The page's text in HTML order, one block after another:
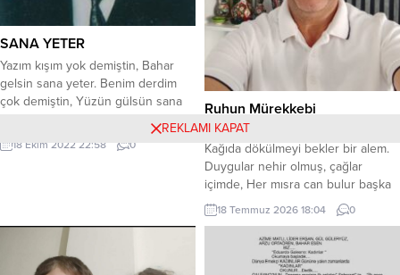
SANA YETER
Yazım kışım yok demiştin, Bahar
gelsin sana yeter. Benim derdim
çok demiştin, Yüzün gülsün sana
seni bugün seçti Yonca ekti burçak
biçti, Sözün geçsin sana yeter.
Kimim deme yanımda ol Güçlü
18 Ekim 2022 22:58 0
​Ruhun Mürekkebi
​Masada bir hokka, elde tüy kalem,
Kağıda dökülmeyi bekler bir alem.
Duygular nehir olmuş, çağlar
içimde, Her mısra can bulur başka
biçimde. *** ​Kimi zaman bir sızı, bir
kırık kalptir, Kimi zaman kelam ki,
ruha şifadır. Sözcükler sihirbaz,
mısralar büyü, Çözerler içimizdeki o
18 Temmuz 2026 18:04 0
REKLAMI KAPAT